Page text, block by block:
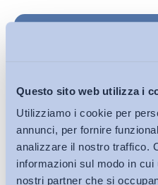
Questo sito web utilizza i
Utilizziamo i cookie per
annunci, per fornire
analizzare il nostro traffico.
informazioni sul modo in
nostri partner che si
Iscriviti alla